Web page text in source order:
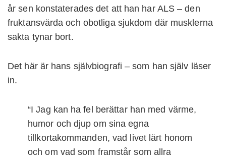
år sen konstaterades det att han har ALS – den
fruktansvärda och obotliga sjukdom där musklerna
sakta tynar bort.
Det här är hans självbiografi – som han själv läser
in.
“I Jag kan ha fel berättar han med värme,
humor och djup om sina egna
tillkortakommanden, vad livet lärt honom
och om vad som framstår som allra